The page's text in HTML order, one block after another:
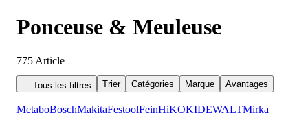
Ponceuse & Meuleuse
775 Article
Tous les filtres Trier Catégories Marque Avantages
MetaboBoschMakitaFestoolFeinHiKOKIDEWALTMirka